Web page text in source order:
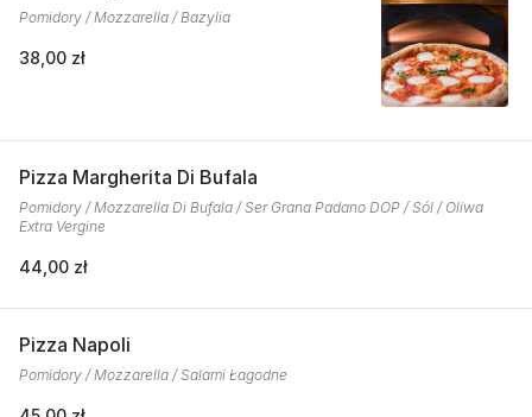
Pomidory / Mozzarella / Bazylia
38,00 zł
Pizza Margherita Di Bufala
Pomidory / Mozzarella Di Bufala / Ser Grana Padano DOP / Sól / Oliwa
Extra Vergine
44,00 zł
Pizza Napoli
Pomidory / Mozzarella / Salami Łagodne